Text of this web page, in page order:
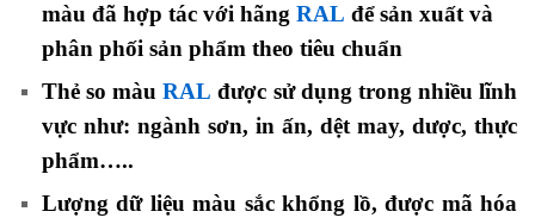
màu đã hợp tác với hãng RAL để sản xuất và
phân phối sản phẩm theo tiêu chuẩn
Thẻ so màuRAL được sử dụng trong nhiều lĩnh
vực như: ngành sơn, in ấn, dệt may, dược, thực
phẩm…..
Lượng dữ liệu màu sắc khổng lồ, được mã hóa